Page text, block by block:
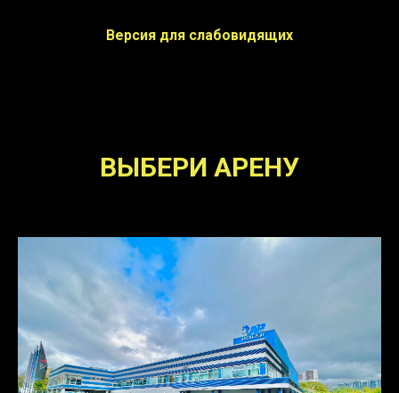
Версия для слабовидящих
ВЫБЕРИ АРЕНУ